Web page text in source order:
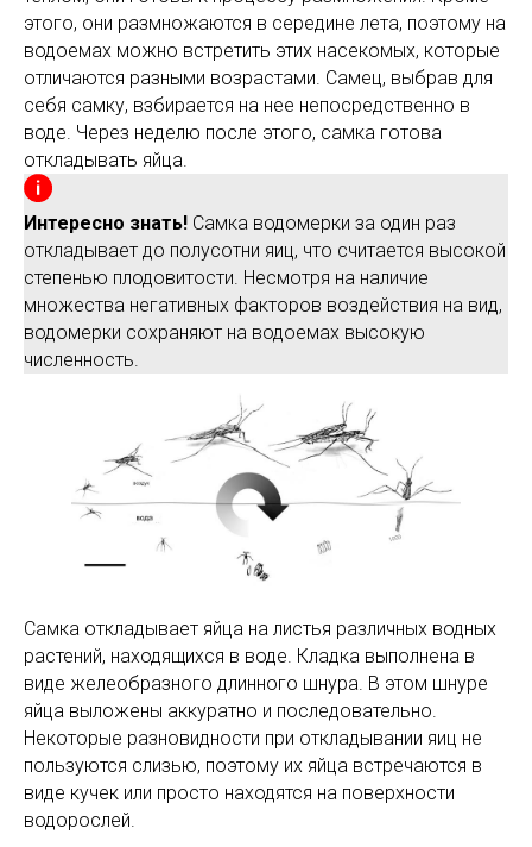
этого, они размножаются в середине лета, поэтому на
водоемах можно встретить этих насекомых, которые
отличаются разными возрастами. Самец, выбрав для
себя самку, взбирается на нее непосредственно в
воде. Через неделю после этого, самка готова
откладывать яйца.
Интересно знать! Самка водомерки за один раз
откладывает до полусотни яиц, что считается высокой
степенью плодовитости. Несмотря на наличие
множества негативных факторов воздействия на вид,
водомерки сохраняют на водоемах высокую
численность.
Самка откладывает яйца на листья различных водных
растений, находящихся в воде. Кладка выполнена в
виде желеобразного длинного шнура. В этом шнуре
яйца выложены аккуратно и последовательно.
Некоторые разновидности при откладывании яиц не
пользуются слизью, поэтому их яйца встречаются в
виде кучек или просто находятся на поверхности
водорослей.